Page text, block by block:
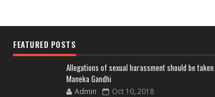
FEATURED POSTS
Allegations of sexual harassment should be
Maneka Gandhi
Admin Oct 10, 2018